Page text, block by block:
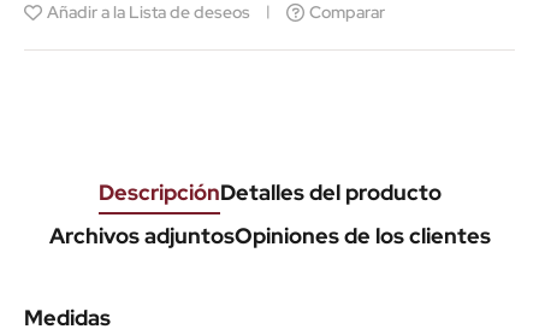
Añadir a la Lista de deseos
Comparar
DescripciónDetalles del producto
Archivos adjuntosOpiniones de los clientes
Medidas